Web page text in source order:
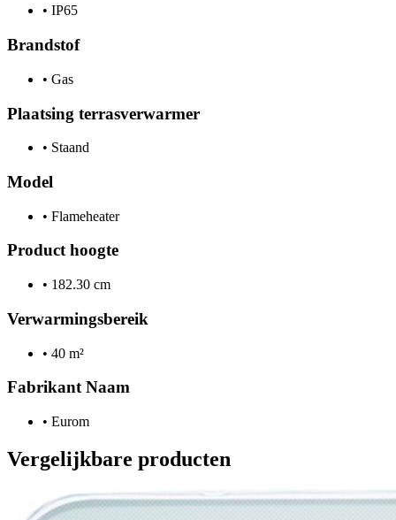
• IP65
Brandstof
• Gas
Plaatsing terrasverwarmer
• Staand
Model
• Flameheater
Product hoogte
• 182.30 cm
Verwarmingsbereik
• 40 m²
Fabrikant Naam
• Eurom
Vergelijkbare producten